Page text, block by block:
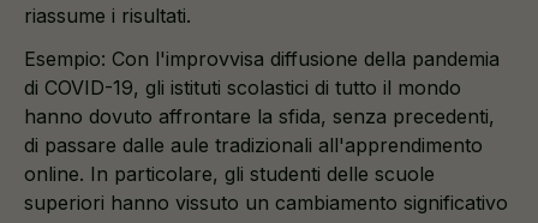
riassume i risultati.
Esempio: Con l'improvvisa diffusione della pandemia
di COVID-19, gli istituti scolastici di tutto il mondo
hanno dovuto affrontare la sfida, senza precedenti,
di passare dalle aule tradizionali all'apprendimento
online. In particolare, gli studenti delle scuole
superiori hanno vissuto un cambiamento significativo